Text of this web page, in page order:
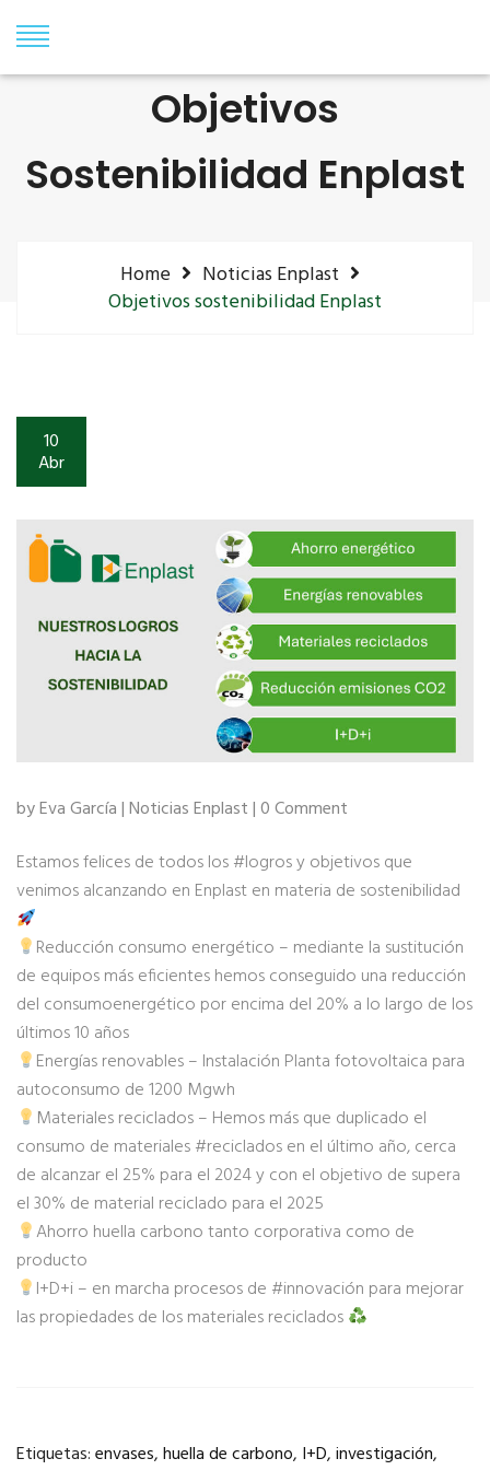
Objetivos
Sostenibilidad Enplast
Home
Noticias Enplast
Objetivos sostenibilidad Enplast
10
Abr
by Eva García |Noticias Enplast| 0 Comment
Estamos felices de todos los #logros y objetivos que
venimos alcanzando en Enplast en materia de sostenibilidad
Reducción consumo energético – mediante la sustitución
de equipos más eficientes hemos conseguido una reducción
del consumoenergético por encima del 20% a lo largo de los
últimos 10 años
Energías renovables – Instalación Planta fotovoltaica para
autoconsumo de 1200 Mgwh
Materiales reciclados – Hemos más que duplicado el
consumo de materiales #reciclados en el último año, cerca
de alcanzar el 25% para el 2024 y con el objetivo de supera
el 30% de material reciclado para el 2025
Ahorro huella carbono tanto corporativa como de
producto
I+D+i – en marcha procesos de #innovación para mejorar
las propiedades de los materiales reciclados
Etiquetas:envases,huella de carbono, I+D,investigación,